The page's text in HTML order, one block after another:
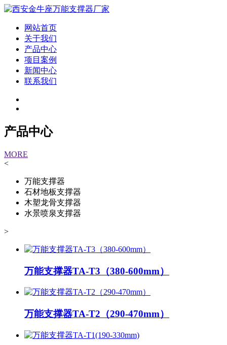
网站首页
关于我们
产品中心
项目案例
新闻中心
联系我们
产品中心
MORE
<
万能支撑器
石材地板支撑器
木塑龙骨支撑器
水景喷泉支撑器
>
万能支撑器TA-T3（380-600mm）
万能支撑器TA-T2（290-470mm）